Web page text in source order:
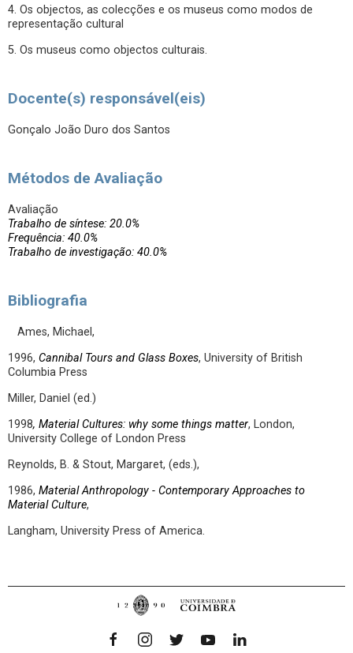
4. Os objectos, as colecções e os museus como modos de
representação cultural
5. Os museus como objectos culturais.
Docente(s) responsável(eis)
Gonçalo João Duro dos Santos
Métodos de Avaliação
Avaliação
Trabalho de síntese: 20.0%
Frequência: 40.0%
Trabalho de investigação: 40.0%
Bibliografia
Ames, Michael,
1996, Cannibal Tours and Glass Boxes, University of British
Columbia Press
Miller, Daniel (ed.)
1998, Material Cultures: why some things matter, London,
University College of London Press
Reynolds, B. & Stout, Margaret, (eds.),
1986, Material Anthropology - Contemporary Approaches to
Material Culture,
Langham, University Press of America.